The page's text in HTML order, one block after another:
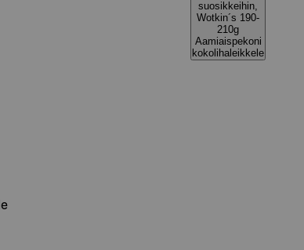
suosikkeihin,
Wotkin´s 190-
210g
Aamiaispekoni
kokolihaleikkele